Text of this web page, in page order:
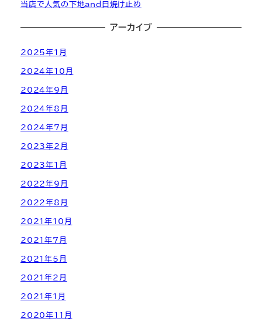
当店で人気の下地and日焼け止め
アーカイブ
2025年1月
2024年10月
2024年9月
2024年8月
2024年7月
2023年2月
2023年1月
2022年9月
2022年8月
2021年10月
2021年7月
2021年5月
2021年2月
2021年1月
2020年11月